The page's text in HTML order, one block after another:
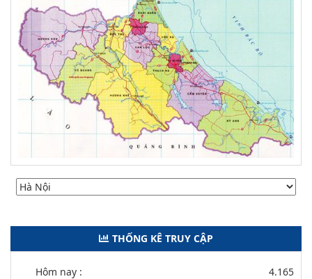
THỐNG KÊ TRUY CẬP
Hôm nay : 4.165